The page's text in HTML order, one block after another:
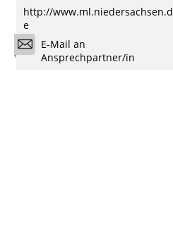
http://www.ml.niedersachsen.d
e
E-Mail an
Ansprechpartner/in